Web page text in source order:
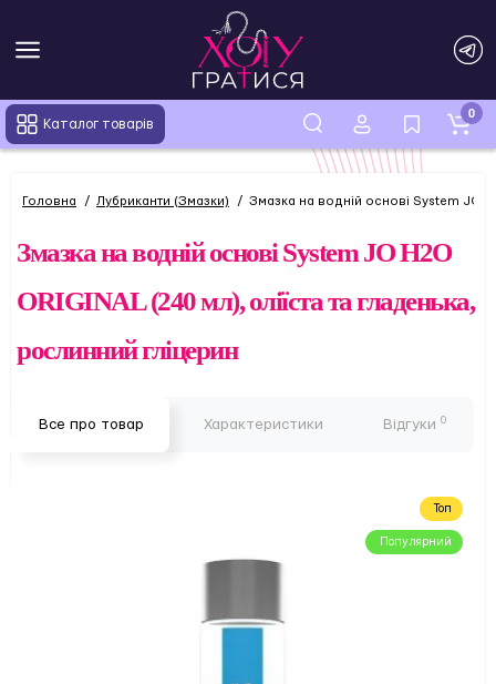
Каталог товарів
0
Головна Лубриканти (Змазки) Змазка на водній основі System JO
Змазка на водній основі System JO H2O
ORIGINAL (240 мл), оліїста та гладенька,
рослинний гліцерин
Все про товар Характеристики Відгуки 0
Топ
Популярний